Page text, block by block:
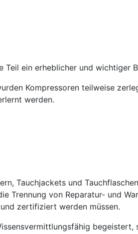
ein erheblicher und wichtiger
Kompressoren teilweise
werden.
Tauchjackets und
Trennung von Reparatur- und
zertifiziert werden müssen.